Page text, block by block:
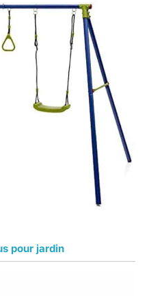
pour jardin